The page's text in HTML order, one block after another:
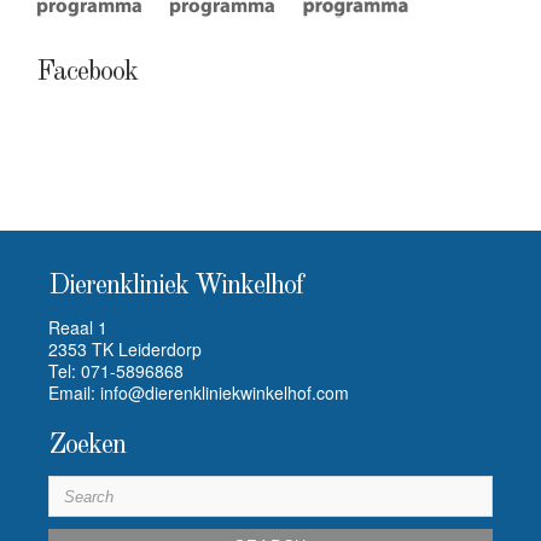
Facebook
Dierenkliniek Winkelhof
Reaal 1
2353 TK Leiderdorp
Tel: 071-5896868
Email: info@dierenkliniekwinkelhof.com
Zoeken
a